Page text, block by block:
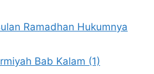
Ramadhan Hukumnya
Bab Kalam (1)